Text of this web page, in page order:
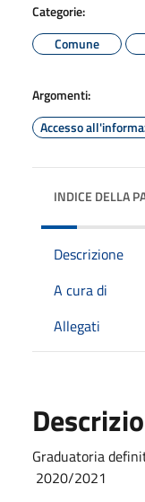
Categorie:
Comune
Argomenti:
Accesso
INDICE DELLA
Descrizione
A cura di
Allegati
Graduatoria
2020/2021